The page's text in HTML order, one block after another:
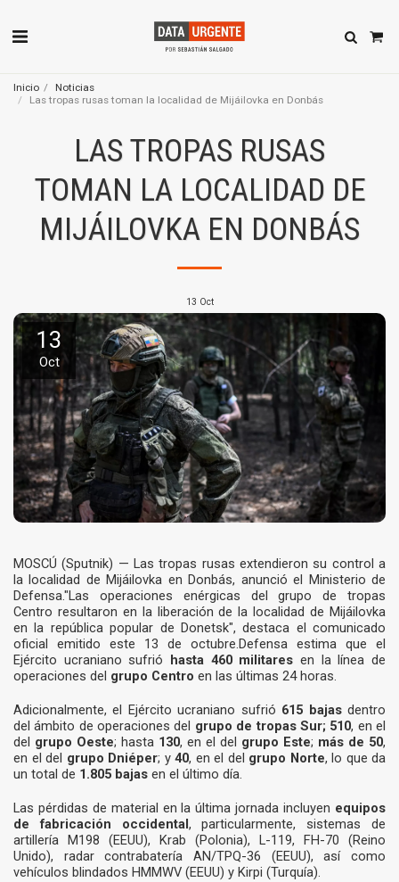
Inicio
Noticias
Las tropas rusas toman la localidad de Mijáilovka en Donbás
LAS TROPAS RUSAS
TOMAN LA LOCALIDAD DE
MIJÁILOVKA EN DONBÁS
13 Oct
13
Oct
MOSCÚ (Sputnik) — Las tropas rusas extendieron su control a
la localidad de Mijáilovka en Donbás, anunció el Ministerio de
Defensa."Las operaciones enérgicas del grupo de tropas
Centro resultaron en la liberación de la localidad de Mijáilovka
en la república popular de Donetsk", destaca el comunicado
oficial emitido este 13 de octubre.Defensa estima que el
Ejército ucraniano sufrió hasta 460 militares en la línea de
operaciones del grupo Centro en las últimas 24 horas.
Adicionalmente, el Ejército ucraniano sufrió 615 bajasdentro
del ámbito de operaciones del grupo de tropas Sur; 510, en el
del grupo Oeste; hasta 130, en el del grupo Este; más de 50,
en el del grupo Dniéper; y 40, en el del grupo Norte, lo que da
un total de 1.805 bajas en el último día.
Las pérdidas de material en la última jornada incluyen equipos
de fabricación occidental, particularmente, sistemas de
artillería M198 (EEUU), Krab (Polonia), L-119, FH-70 (Reino
Unido), radar contrabatería AN/TPQ-36 (EEUU), así como
vehículos blindados HMMWV (EEUU) y Kirpi (Turquía).